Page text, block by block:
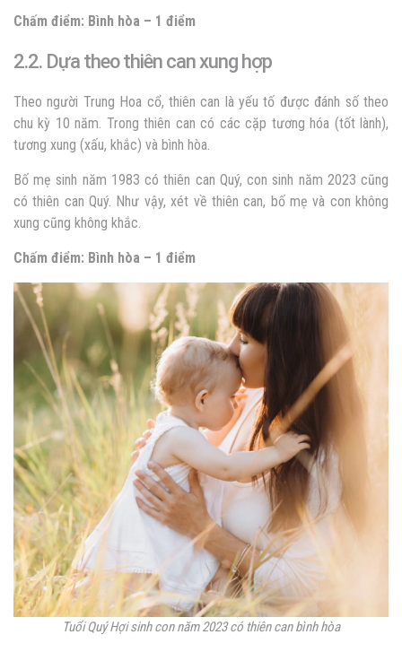
Chấm điểm: Bình hòa – 1 điểm
2.2. Dựa theo thiên can xung hợp
Theo người Trung Hoa cổ, thiên can là yếu tố được đánh số theo
chu kỳ 10 năm. Trong thiên can có các cặp tương hóa (tốt lành),
tương xung (xấu, khắc) và bình hòa.
Bố mẹ sinh năm 1983 có thiên can Quý, con sinh năm 2023 cũng
có thiên can Quý. Như vậy, xét về thiên can, bố mẹ và con không
xung cũng không khắc.
Chấm điểm: Bình hòa – 1 điểm
Tuổi Quý Hợi sinh con năm 2023 có thiên can bình hòa